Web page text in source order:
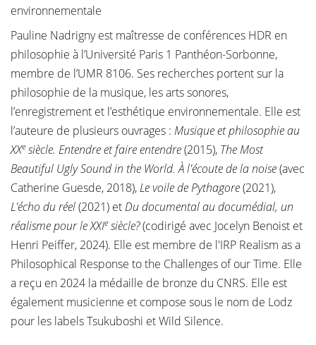
environnementale
Pauline Nadrigny est maîtresse de conférences HDR en
philosophie à l’Université Paris 1 Panthéon-Sorbonne,
membre de l’UMR 8106. Ses recherches portent sur la
philosophie de la musique, les arts sonores,
l’enregistrement et l’esthétique environnementale. Elle est
l’auteure de plusieurs ouvrages : Musique et philosophie au
XXesiècle. Entendre et faire entendre(2015), The Most
Beautiful Ugly Sound in the World. À l'écoute de la noise(avec
Catherine Guesde, 2018),Le voile de Pythagore(2021),
L'écho du réel(2021) etDu documental au documédial, un
réalisme pour le XXIesiècle?(codirigé avec Jocelyn Benoist et
Henri Peiffer, 2024). Elle est membre de l'IRP Realism as a
Philosophical Response to the Challenges of our Time. Elle
a reçu en 2024 la médaille de bronze du CNRS. Elle est
également musicienne et compose sous le nom de Lodz
pour les labels Tsukuboshi et Wild Silence.